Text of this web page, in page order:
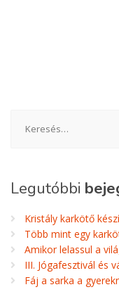
Legutóbbi
Kristály karkötő
Több mint egy
Amikor lelassul a
III. Jógafesztivál és
Fáj a sarka a